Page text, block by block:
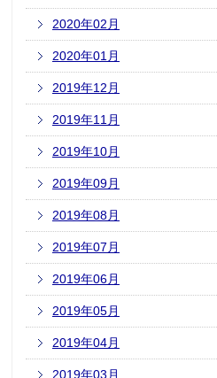
2020年02月
2020年01月
2019年12月
2019年11月
2019年10月
2019年09月
2019年08月
2019年07月
2019年06月
2019年05月
2019年04月
2019年03月